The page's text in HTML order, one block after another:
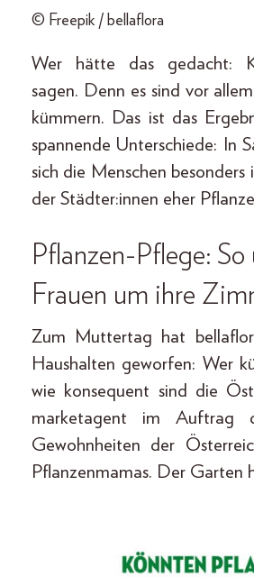
© Freepik / bellaflora
Wer hätte das gedacht:
sagen. Denn es sind vor
kümmern. Das ist das
spannende Unterschiede: In
sich die Menschen
der Städter:innen eher
Pflanzen-Pflege:
Frauen um ihre
Zum Muttertag hat
Haushalten geworfen: Wer
wie konsequent sind die
marketagent im Auftrag
Gewohnheiten der
Pflanzenmamas. Der Garten